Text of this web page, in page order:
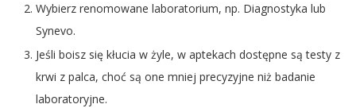
Wybierz renomowane laboratorium, np. Diagnostyka lub
Synevo.
Jeśli boisz się kłucia w żyle, w aptekach dostępne są testy z
krwi z palca, choć są one mniej precyzyjne niż badanie
laboratoryjne.